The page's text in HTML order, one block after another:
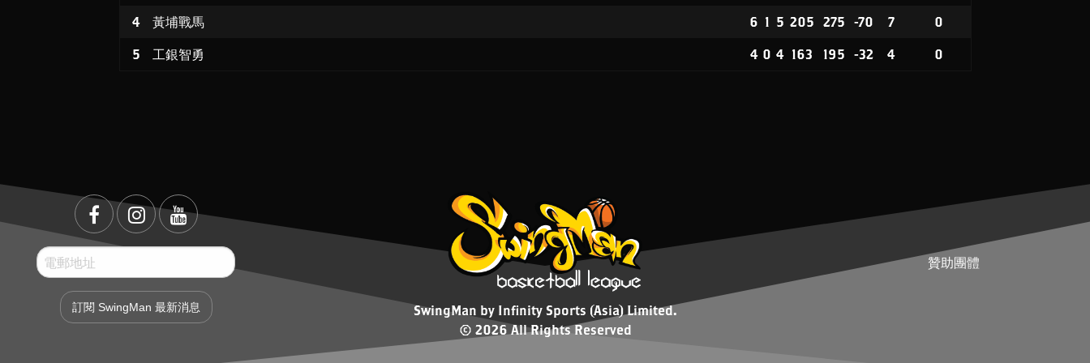
4 黃埔戰馬 6 1 5 205 275 -70 7 0
5 工銀智勇 4 0 4 163 195 -32 4 0
SwingMan by Infinity Sports (Asia) Limited.
© 2026 All Rights Reserved
贊助團體